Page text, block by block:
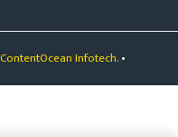
ContentOcean Infotech.•